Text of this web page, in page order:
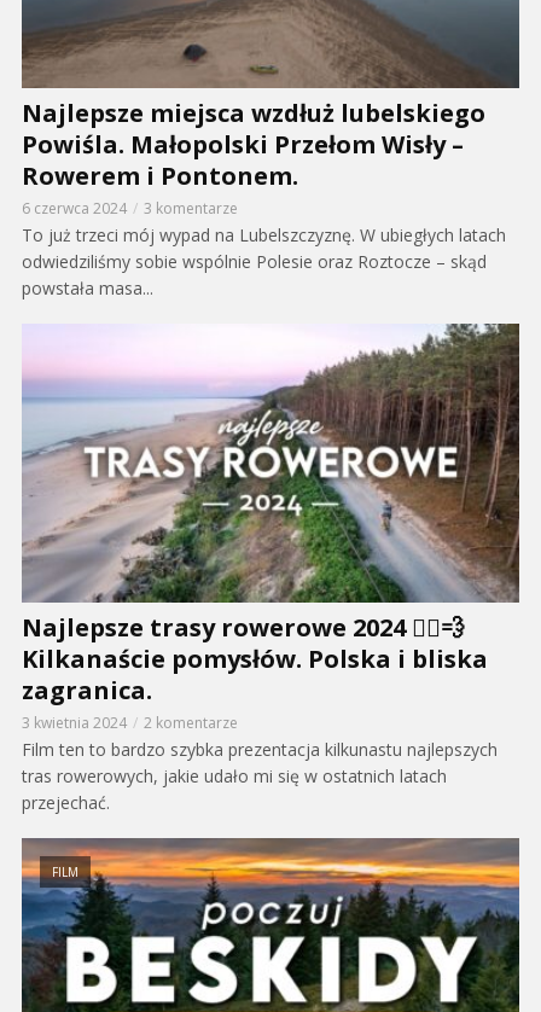
Najlepsze miejsca wzdłuż lubelskiego
Powiśla. Małopolski Przełom Wisły –
Rowerem i Pontonem.
6 czerwca 2024 3 komentarze
To już trzeci mój wypad na Lubelszczyznę. W ubiegłych latach
odwiedziliśmy sobie wspólnie Polesie oraz Roztocze – skąd
powstała masa...
Najlepsze trasy rowerowe 2024 🚴‍♂️💨
Kilkanaście pomysłów. Polska i bliska
zagranica.
3 kwietnia 2024 2 komentarze
Film ten to bardzo szybka prezentacja kilkunastu najlepszych
tras rowerowych, jakie udało mi się w ostatnich latach
przejechać.
FILM